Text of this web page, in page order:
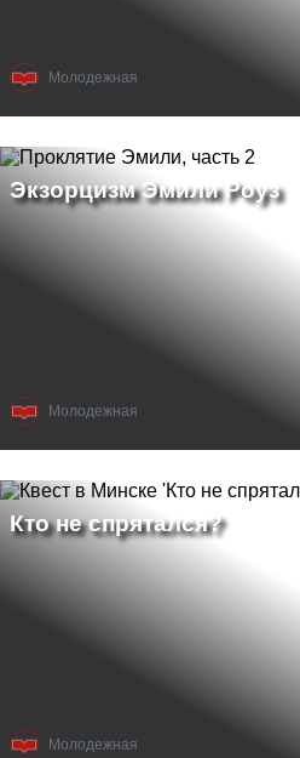
Молодежная
Молодежная
Молодежная